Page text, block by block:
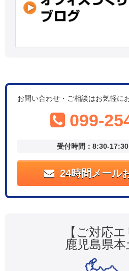
お問い合わせ・ご相談はお気軽に
099-
受付時間：8:30-
24時間メール
【ご対応エ
鹿児島県